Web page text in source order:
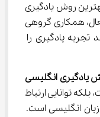
بهترین روش یادگیری
همکاری گروهی
ویدیوهای آموزشی می‌تواند تجربه یادگیری را
یادگیری انگلیسی
توانایی ارتباط
به زبان انگلیسی است.